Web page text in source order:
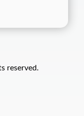
reserved.